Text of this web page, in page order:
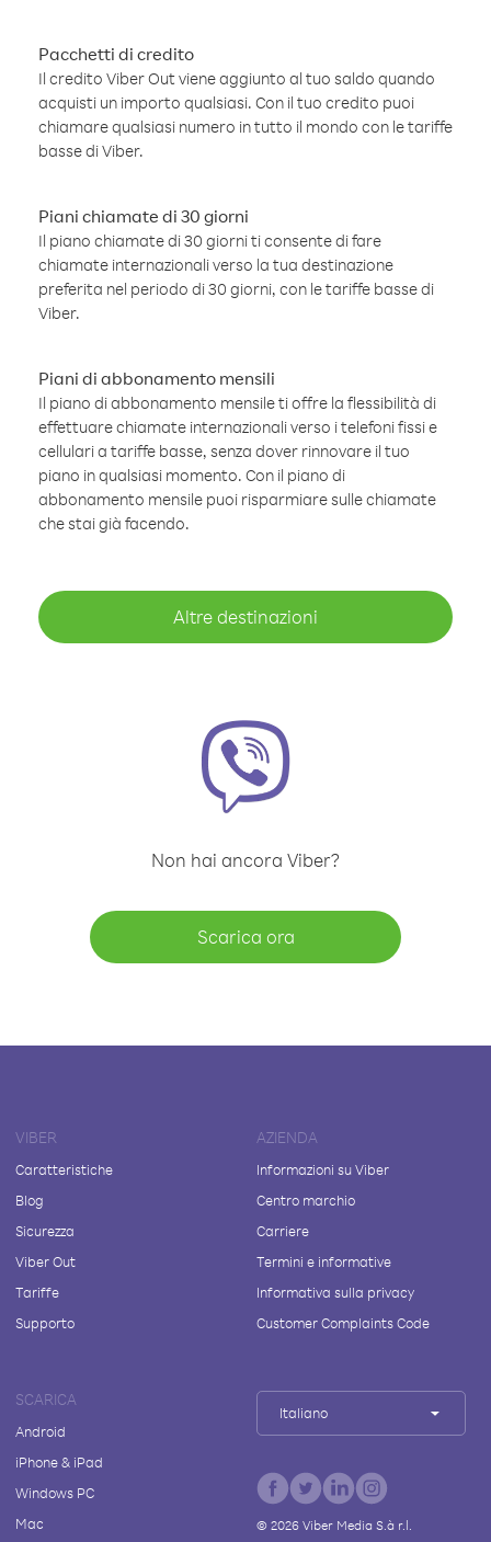
Pacchetti di credito
Il credito Viber Out viene aggiunto al tuo saldo quando
acquisti un importo qualsiasi. Con il tuo credito puoi
chiamare qualsiasi numero in tutto il mondo con le tariffe
basse di Viber.
Piani chiamate di 30 giorni
Il piano chiamate di 30 giorni ti consente di fare
chiamate internazionali verso la tua destinazione
preferita nel periodo di 30 giorni, con le tariffe basse di
Viber.
Piani di abbonamento mensili
Il piano di abbonamento mensile ti offre la flessibilità di
effettuare chiamate internazionali verso i telefoni fissi e
cellulari a tariffe basse, senza dover rinnovare il tuo
piano in qualsiasi momento. Con il piano di
abbonamento mensile puoi risparmiare sulle chiamate
che stai già facendo.
Altre destinazioni
Non hai ancora Viber?
Scarica ora
VIBER
Caratteristiche
Blog
Sicurezza
Viber Out
Tariffe
Supporto
AZIENDA
Informazioni su Viber
Centro marchio
Carriere
Termini e informative
Informativa sulla privacy
Customer Complaints Code
SCARICA
Android
iPhone & iPad
Windows PC
Mac
Italiano
© 2026Viber Media S.à r.l.